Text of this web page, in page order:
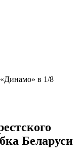
«Динамо» в 1/8
Беларуси